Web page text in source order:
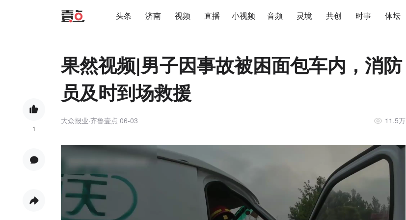
头条 济南 视频 直播 小视频 音频 灵境 共创 时事 体坛
1
果然视频|男子因事故被困面包车内，消防
员及时到场救援
大众报业·齐鲁壹点 06-03 11.5万